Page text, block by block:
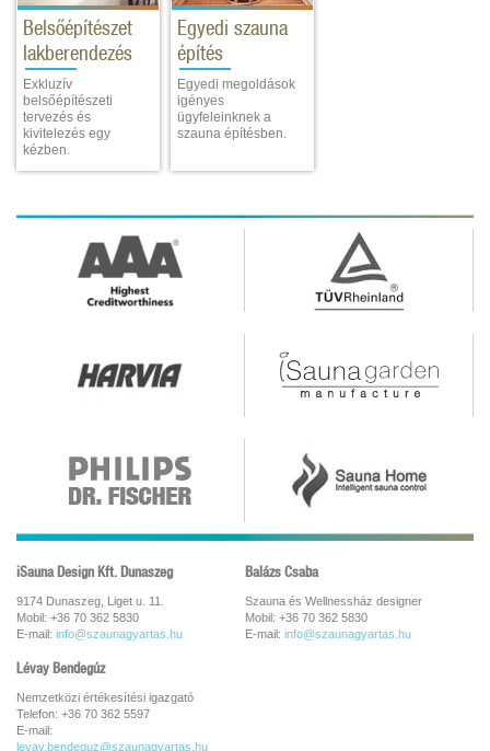
Belsőépítészet
lakberendezés
Exkluzív
belsőépítészeti
tervezés és
kivitelezés egy
kézben.
Egyedi szauna
építés
Egyedi megoldások
igényes
ügyfeleinknek a
szauna építésben.
iSauna Design Kft. Dunaszeg
9174 Dunaszeg, Liget u. 11.
Mobil: +36 70 362 5830
E-mail: info@szaunagyartas.hu
Balázs Csaba
Szauna és Wellnessház designer
Mobil: +36 70 362 5830
E-mail: info@szaunagyartas.hu
Lévay Bendegúz
Nemzetközi értékesítési igazgató
Telefon: +36 70 362 5597
E-mail:
levay.bendeguz@szaunagyartas.hu